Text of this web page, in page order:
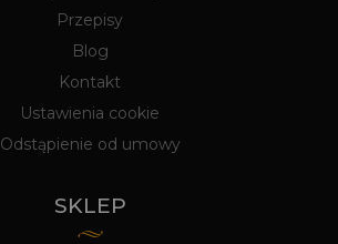
Przepisy
Blog
Kontakt
Ustawienia cookie
Odstąpienie od umowy
SKLEP